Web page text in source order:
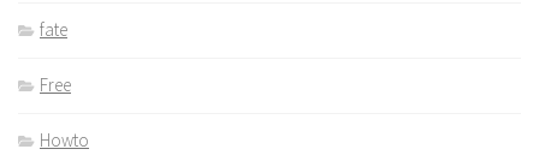
fate
Free
Howto